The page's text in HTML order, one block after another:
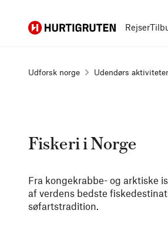
Hurtigruten Rejser
Udforsk norge Udendørs
Fiskeri i Norge
Fra kongekrabbe- og arktiske
af verdens bedste
søfartstradition.